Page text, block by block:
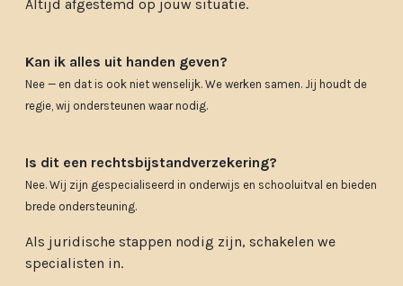
Altijd afgestemd op jouw situatie.
Kan ik alles uit handen geven?
Nee — en dat is ook niet wenselijk.We werken samen. Jij houdt de
regie, wij ondersteunen waar nodig.
Is dit een rechtsbijstandverzekering?
Nee.Wij zijn gespecialiseerd in onderwijs en schooluitval en bieden
brede ondersteuning.
Als juridische stappen nodig zijn, schakelen we
specialisten in.